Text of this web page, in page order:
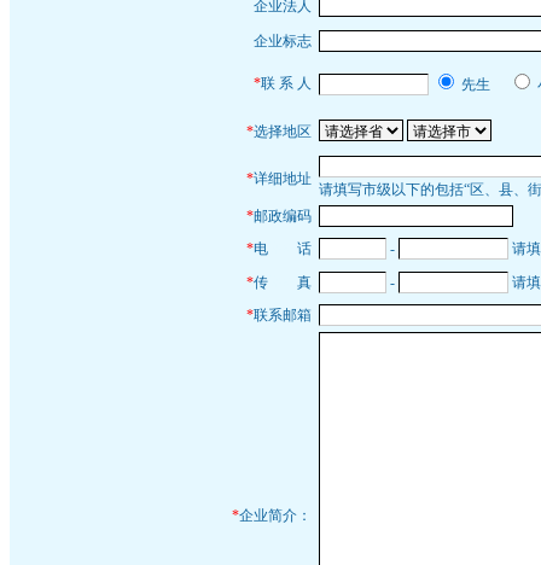
企业法人
企业标志
*联 系 人 先生
*选择地区
*详细地址
请填写市级以下的包括“区、县、
*邮政编码
*电 话 -
请
*传 真 -
请
*联系邮箱
*企业简介：